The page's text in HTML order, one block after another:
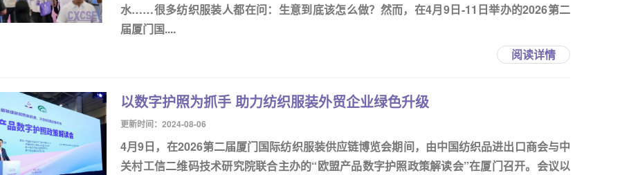
水……很多纺织服装人都在问：生意到底该怎么做？然而，在4月9日-11日举办的2026第二
届厦门国....
阅读详情
以数字护照为抓手 助力纺织服装外贸企业绿色升级
更新时间：2024-08-06
4月9日，在2026第二届厦门国际纺织服装供应链博览会期间，由中国纺织品进出口商会与中
关村工信二维码技术研究院联合主办的“欧盟产品数字护照政策解读会”在厦门召开。会议以